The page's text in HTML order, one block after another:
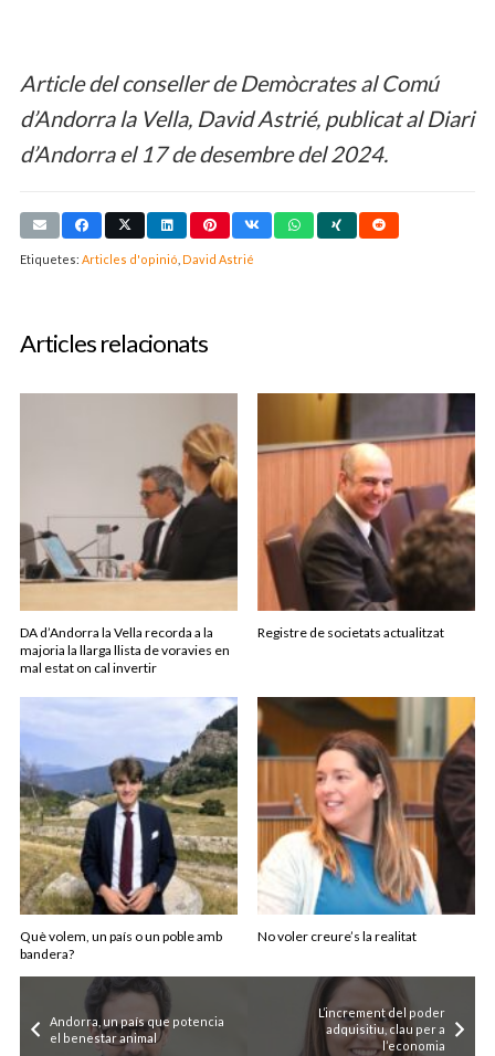
Article del conseller de Demòcrates al Comú
d’Andorra la Vella, David Astrié, publicat al Diari
d’Andorra el 17 de desembre del 2024.
Etiquetes: Articles d'opinió David Astrié
Articles relacionats
DA d’Andorra la Vella recorda a la
majoria la llarga llista de voravies en
mal estat on cal invertir
Registre de societats actualitzat
Què volem, un país o un poble amb
bandera?
No voler creure’s la realitat
Andorra, un país que potencia
el benestar animal
L’increment del poder
adquisitiu, clau per a
l’economia